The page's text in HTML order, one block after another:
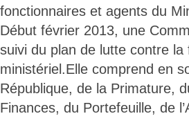
fonctionnaires et agents du
Début février 2013, une
suivi du plan de lutte contre
ministériel.Elle comprend en
République, de la Primature,
Finances, du Portefeuille, de